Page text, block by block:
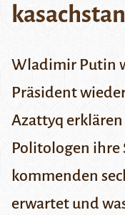
Wladimir Putin
Präsident
Azattyq erklären
Politologen ihre
kommenden
erwartet und